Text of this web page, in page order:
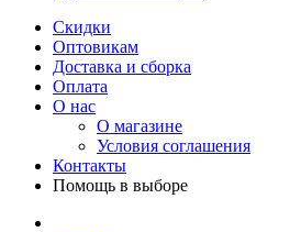
Скидки
Оптовикам
Доставка и сборка
Оплата
О нас
О магазине
Условия соглашения
Контакты
Помощь в выборе